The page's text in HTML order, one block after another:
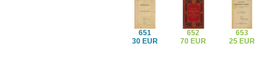
651
30 EUR
652
70 EUR
653
25 EUR